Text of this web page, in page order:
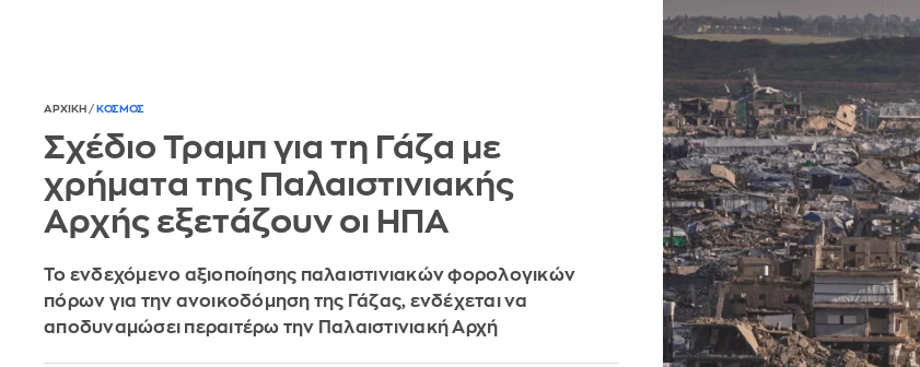
ΑΡΧΙΚΗ / ΚΟΣΜΟΣ
Σχέδιο Τραμπ για τη Γάζα με
χρήματα της Παλαιστινιακής
Αρχής εξετάζουν οι ΗΠΑ
Το ενδεχόμενο αξιοποίησης παλαιστινιακών φορολογικών
πόρων για την ανοικοδόμηση της Γάζας, ενδέχεται να
αποδυναμώσει περαιτέρω την Παλαιστινιακή Αρχή